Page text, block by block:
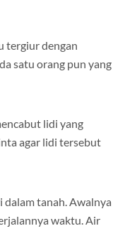
tergiur dengan
satu orang pun yang
lidi yang
agar lidi tersebut
tanah. Awalnya
waktu. Air